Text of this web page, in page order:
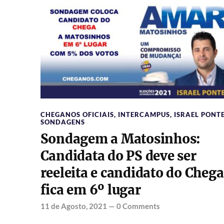
CHEGANOS OFICIAIS, INTERCAMPUS, ISRAEL
SONDAGENS
Sondagem a Matosinhos:
Candidata do PS deve ser
reeleita e candidato do Chega
fica em 6º lugar
11 de Agosto, 2021 — 0 Comments